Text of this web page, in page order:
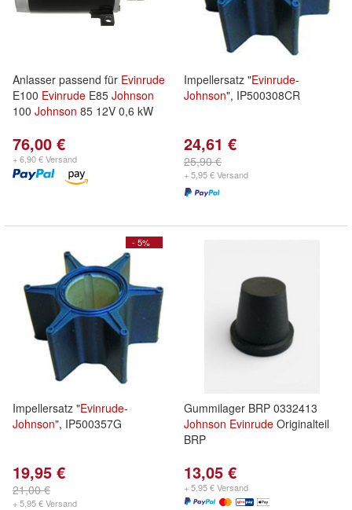
Anlasser passend für Evinrude
E100 Evinrude E85 Johnson
100 Johnson 85 12V 0,6 kW
76,00 €
+ 6,90 € Versand
Impellersatz "Evinrude-
Johnson", IP500308CR
24,61 €
25,90 €
+ 5,95 € Versand
- 5%
Impellersatz "Evinrude-
Johnson", IP500357G
19,95 €
21,00 €
+ 5,95 € Versand
Gummilager BRP 0332413
Johnson Evinrude Originalteil
BRP
13,05 €
+ 5,95 € Versand